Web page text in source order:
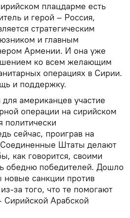
плацдарме есть
и герой – Россия,
стратегическим
и главным
Армении. И она уже
ко всем желающим
операциях в Сирии.
и поддержку.
американцев участие
операции на сирийском
политически
сейчас, проиграв на
Штаты делают
как говорится, своими
обедню победителей. Дошло
новые санкции против
за того, что те помогают
Сирийской Арабской